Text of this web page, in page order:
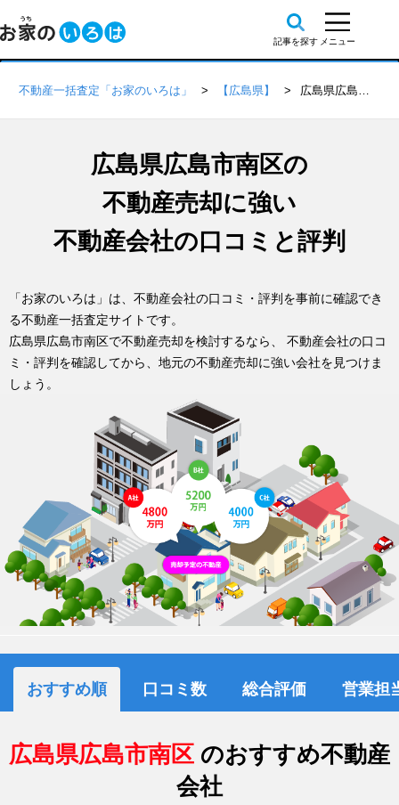
不動産一括査定「お家のいろは」 【広島県】 広島県広島市南区の不動産会社 口コミ・評判一覧
広島県広島市南区の
不動産売却に強い
不動産会社の口コミと評判
「お家のいろは」は、不動産会社の口コミ・評判を事前に確認でき
る不動産一括査定サイトです。
広島県広島市南区で不動産売却を検討するなら、 不動産会社の口コ
ミ・評判を確認してから、地元の不動産売却に強い会社を見つけま
しょう。
おすすめ順 口コミ数 総合評価 営業担
広島県広島市南区 のおすすめ不動産
会社